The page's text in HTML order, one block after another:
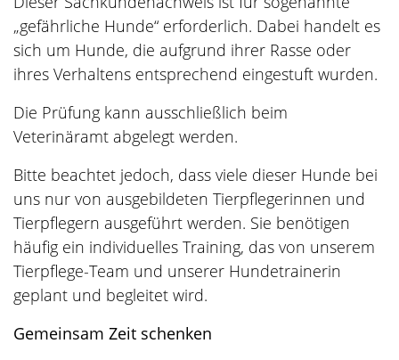
„gefährliche Hunde“ erforderlich. Dabei handelt es
sich um Hunde, die aufgrund ihrer Rasse oder
ihres Verhaltens entsprechend eingestuft wurden.
Die Prüfung kann ausschließlich beim
Veterinäramt abgelegt werden.
Bitte beachtet jedoch, dass viele dieser Hunde bei
uns nur von ausgebildeten Tierpflegerinnen und
Tierpflegern ausgeführt werden. Sie benötigen
häufig ein individuelles Training, das von unserem
Tierpflege-Team und unserer Hundetrainerin
geplant und begleitet wird.
Gemeinsam Zeit schenken